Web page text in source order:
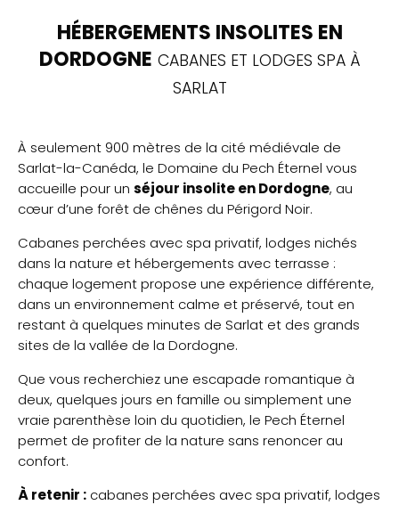
HÉBERGEMENTS INSOLITES EN
DORDOGNE CABANES ET LODGES SPA À
SARLAT
À seulement 900 mètres de la cité médiévale de
Sarlat-la-Canéda, le Domaine du Pech Éternel vous
accueille pour un séjour insolite en Dordogne, au
cœur d’une forêt de chênes du Périgord Noir.
Cabanes perchées avec spa privatif, lodges nichés
dans la nature et hébergements avec terrasse :
chaque logement propose une expérience différente,
dans un environnement calme et préservé, tout en
restant à quelques minutes de Sarlat et des grands
sites de la vallée de la Dordogne.
Que vous recherchiez une escapade romantique à
deux, quelques jours en famille ou simplement une
vraie parenthèse loin du quotidien, le Pech Éternel
permet de profiter de la nature sans renoncer au
confort.
À retenir : cabanes perchées avec spa privatif, lodges